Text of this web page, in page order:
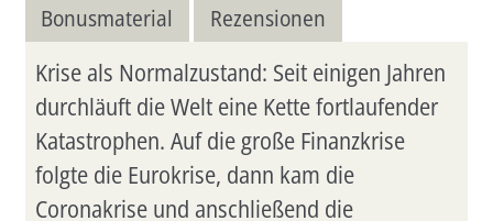
Bonusmaterial
Rezensionen
Krise als Normalzustand: Seit einigen Jahren
durchläuft die Welt eine Kette fortlaufender
Katastrophen. Auf die große Finanzkrise
folgte die Eurokrise, dann kam die
Coronakrise und anschließend die